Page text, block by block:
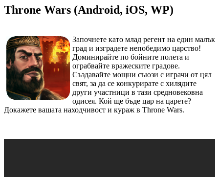
Throne Wars (Android, iOS, WP)
Започнете като млад регент на един малък
град и изградете непобедимо царство!
Доминирайте по бойните полета и
ограбвайте вражеските градове.
Създавайте мощни съюзи с играчи от цял
свят, за да се конкурирате с хилядите
други участници в тази средновековна
одисея. Кой ще бъде цар на царете?
Докажете вашата находчивост и кураж в Throne Wars.